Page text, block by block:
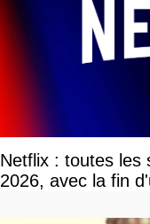
Netflix : toutes les
2026, avec la fin